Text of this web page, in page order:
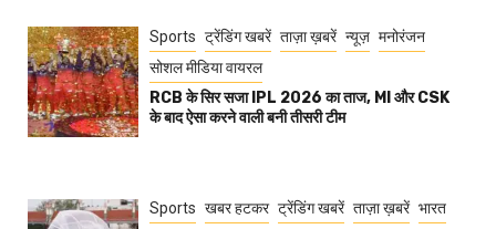
Sports ट्रेंडिंग खबरें ताज़ा ख़बरें न्यूज़ मनोरंजन
सोशल मीडिया वायरल
RCB के सिर सजा IPL 2026 का ताज, MI और CSK
के बाद ऐसा करने वाली बनी तीसरी टीम
Sports खबर हटकर ट्रेंडिंग खबरें ताज़ा ख़बरें भारत